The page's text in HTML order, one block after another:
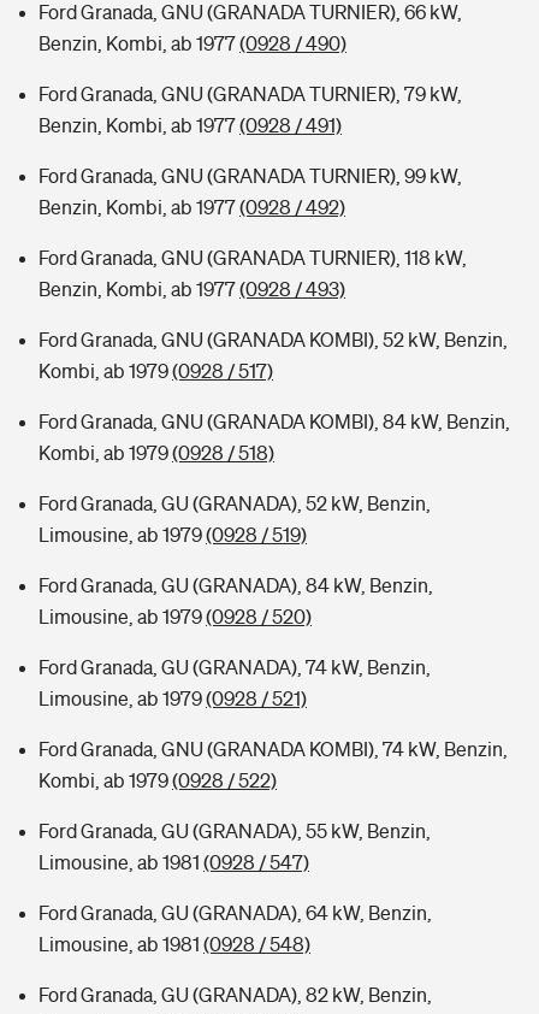
Ford Granada, GNU (GRANADA TURNIER), 66 kW,
Benzin, Kombi, ab 1977(0928 / 490)
Ford Granada, GNU (GRANADA TURNIER), 79 kW,
Benzin, Kombi, ab 1977(0928 / 491)
Ford Granada, GNU (GRANADA TURNIER), 99 kW,
Benzin, Kombi, ab 1977(0928 / 492)
Ford Granada, GNU (GRANADA TURNIER), 118 kW,
Benzin, Kombi, ab 1977(0928 / 493)
Ford Granada, GNU (GRANADA KOMBI), 52 kW, Benzin,
Kombi, ab 1979(0928 / 517)
Ford Granada, GNU (GRANADA KOMBI), 84 kW, Benzin,
Kombi, ab 1979(0928 / 518)
Ford Granada, GU (GRANADA), 52 kW, Benzin,
Limousine, ab 1979(0928 / 519)
Ford Granada, GU (GRANADA), 84 kW, Benzin,
Limousine, ab 1979(0928 / 520)
Ford Granada, GU (GRANADA), 74 kW, Benzin,
Limousine, ab 1979(0928 / 521)
Ford Granada, GNU (GRANADA KOMBI), 74 kW, Benzin,
Kombi, ab 1979(0928 / 522)
Ford Granada, GU (GRANADA), 55 kW, Benzin,
Limousine, ab 1981 (0928 / 547)
Ford Granada, GU (GRANADA), 64 kW, Benzin,
Limousine, ab 1981 (0928 / 548)
Ford Granada, GU (GRANADA), 82 kW, Benzin,